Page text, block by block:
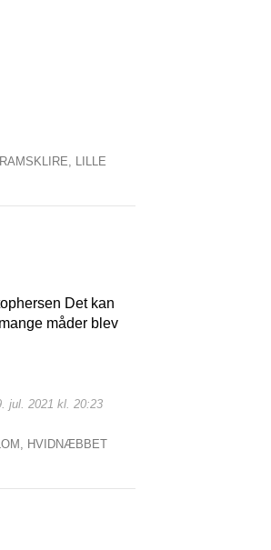
LILLE
Det kan
måder blev
jul. 2021 kl. 20:23
HVIDNÆBBET